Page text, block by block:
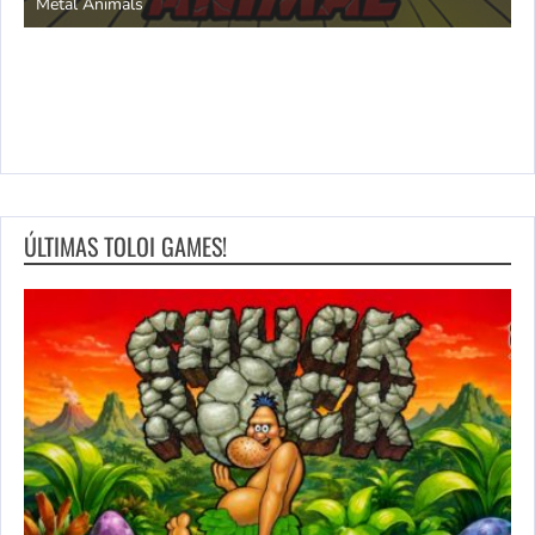
ÚLTIMAS TOLOI GAMES!